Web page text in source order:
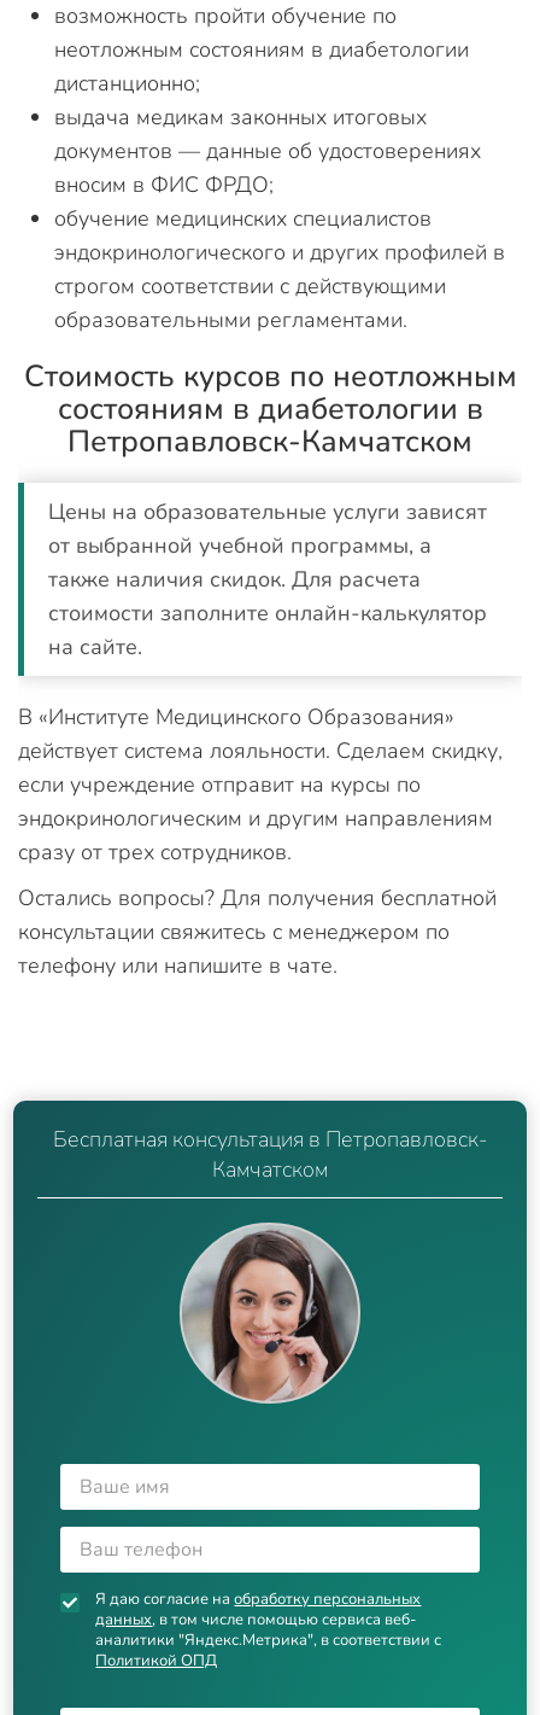
возможность пройти обучение по
неотложным состояниям в диабетологии
дистанционно;
выдача медикам законных итоговых
документов — данные об удостоверениях
вносим в ФИС ФРДО;
обучение медицинских специалистов
эндокринологического и других профилей в
строгом соответствии с действующими
образовательными регламентами.
Стоимость курсов по неотложным
состояниям в диабетологии в
Петропавловск-Камчатском
Цены на образовательные услуги зависят
от выбранной учебной программы, а
также наличия скидок. Для расчета
стоимости заполните онлайн-калькулятор
на сайте.
В «Институте Медицинского Образования»
действует система лояльности. Сделаем скидку,
если учреждение отправит на курсы по
эндокринологическим и другим направлениям
сразу от трех сотрудников.
Остались вопросы? Для получения бесплатной
консультации свяжитесь с менеджером по
телефону или напишите в чате.
Бесплатная консультация в Петропавловск-
Камчатском
Я даю согласие наобработку персональных
данных, в том числе помощью сервиса веб-
аналитики "Яндекс.Метрика", в соответствии с
Политикой ОПД